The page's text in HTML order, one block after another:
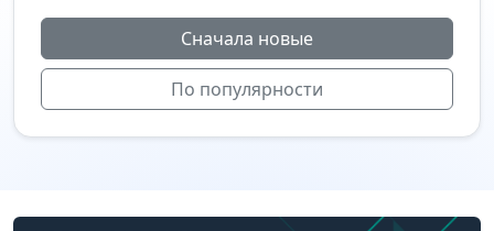
Сначала новые
По популярности